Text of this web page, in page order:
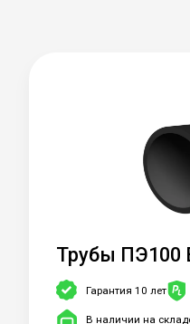
Трубы ПЭ100
Гарантия 10 лет
В наличии на